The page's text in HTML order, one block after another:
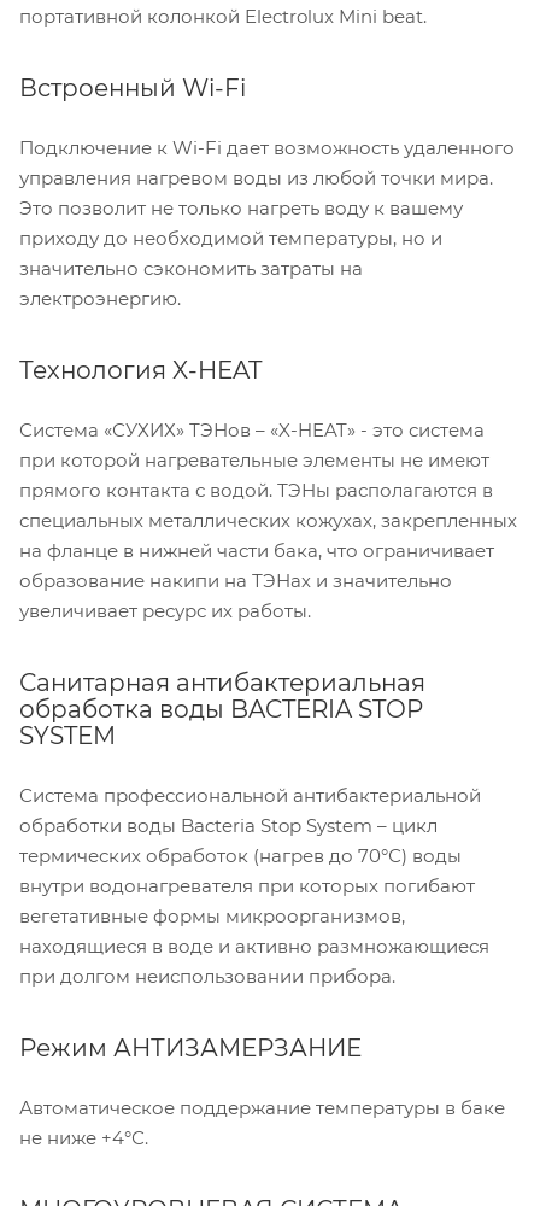
портативной колонкой Electrolux Mini beat.
Встроенный Wi-Fi
Подключение к Wi-Fi дает возможность удаленного
управления нагревом воды из любой точки мира.
Это позволит не только нагреть воду к вашему
приходу до необходимой температуры, но и
значительно сэкономить затраты на
электроэнергию.
Технология X-HEAT
Система «СУХИХ» ТЭНов – «X-HEAT» - это система
при которой нагревательные элементы не имеют
прямого контакта с водой. ТЭНы располагаются в
специальных металлических кожухах, закрепленных
на фланце в нижней части бака, что ограничивает
образование накипи на ТЭНах и значительно
увеличивает ресурс их работы.
Санитарная антибактериальная
обработка воды BACTERIA STOP
SYSTEM
Система профессиональной антибактериальной
обработки воды Bacteria Stop System – цикл
термических обработок (нагрев до 70°С) воды
внутри водонагревателя при которых погибают
вегетативные формы микроорганизмов,
находящиеся в воде и активно размножающиеся
при долгом неиспользовании прибора.
Режим АНТИЗАМЕРЗАНИЕ
Автоматическое поддержание температуры в баке
не ниже +4°С.